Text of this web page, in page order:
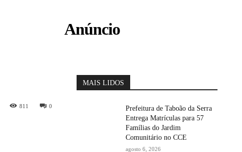
0
811
Anúncio
MAIS LIDOS
Prefeitura de Taboão da Serra
Entrega Matrículas para 57
Famílias do Jardim
Comunitário no CCE
agosto 6, 2026